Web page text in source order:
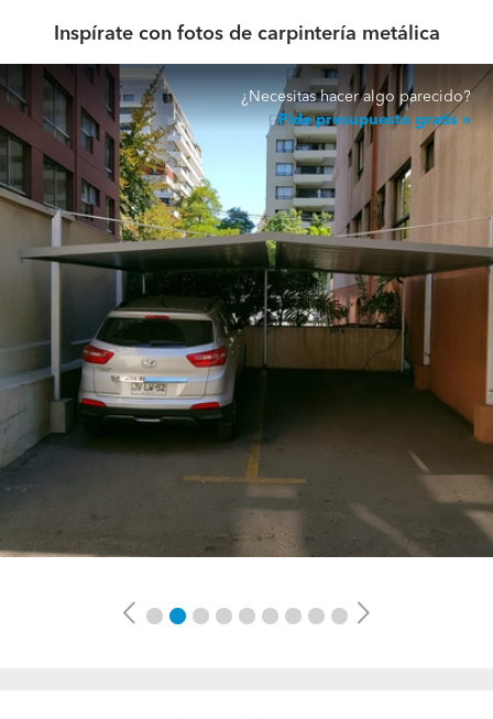
Inspírate con fotos de carpintería metálica
¿Necesitas hacer algo parecido?
Pide presupuesto gratis
Previous Next